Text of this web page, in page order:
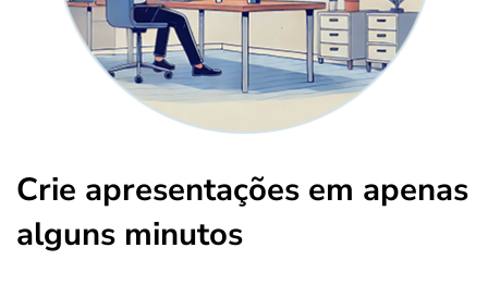
Crie apresentações em apenas
alguns minutos